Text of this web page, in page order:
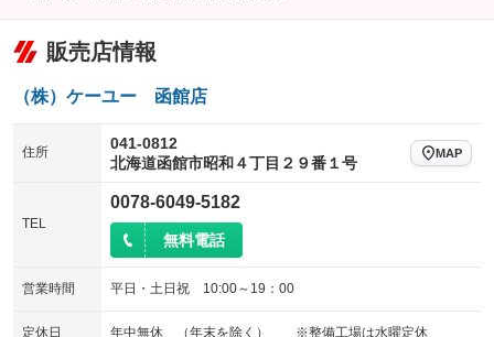
販売店情報
（株）ケーユー 函館店
住所
041-0812
北海道函館市昭和４丁目２９番１号
MAP
TEL
0078-6049-5182
無料電話
営業時間 平日・土日祝 10:00～19：00
定休日 年中無休 （年末を除く） ※整備工場は水曜定休